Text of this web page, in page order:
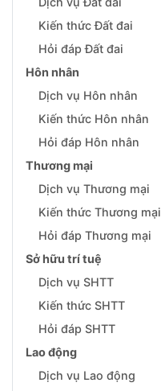
Kiến thức Đất đai
Hỏi đáp Đất đai
Hôn nhân
Dịch vụ Hôn nhân
Kiến thức Hôn nhân
Hỏi đáp Hôn nhân
Thương mại
Dịch vụ Thương mại
Kiến thức Thương mại
Hỏi đáp Thương mại
Sở hữu trí tuệ
Dịch vụ SHTT
Kiến thức SHTT
Hỏi đáp SHTT
Lao động
Dịch vụ Lao động